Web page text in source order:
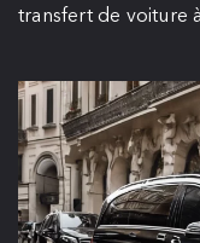
transfert de voiture